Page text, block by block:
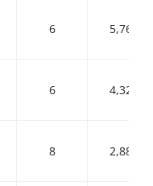
6 5,76
6 4,32
8 2,88